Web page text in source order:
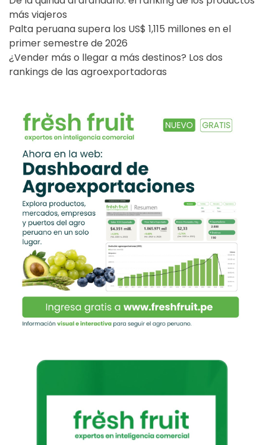
más viajeros
Palta peruana supera los US$ 1,115 millones en el
primer semestre de 2026
¿Vender más o llegar a más destinos? Los dos
rankings de las agroexportadoras